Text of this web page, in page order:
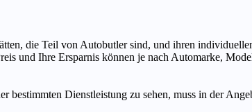
die Teil von Autobutler sind, und ihren
und Ihre Ersparnis können je nach Automarke,
Dienstleistung zu sehen, muss in der